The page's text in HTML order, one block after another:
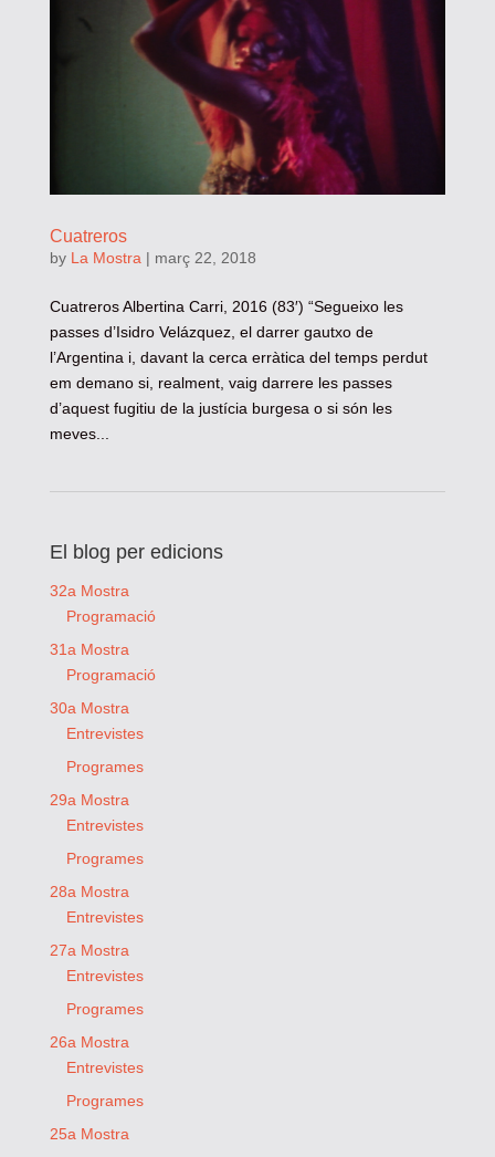
Cuatreros
by La Mostra | març 22, 2018
Cuatreros Albertina Carri, 2016 (83′) “Segueixo les
passes d’Isidro Velázquez, el darrer gautxo de
l’Argentina i, davant la cerca erràtica del temps perdut
em demano si, realment, vaig darrere les passes
d’aquest fugitiu de la justícia burgesa o si són les
meves...
El blog per edicions
32a Mostra
Programació
31a Mostra
Programació
30a Mostra
Entrevistes
Programes
29a Mostra
Entrevistes
Programes
28a Mostra
Entrevistes
27a Mostra
Entrevistes
Programes
26a Mostra
Entrevistes
Programes
25a Mostra